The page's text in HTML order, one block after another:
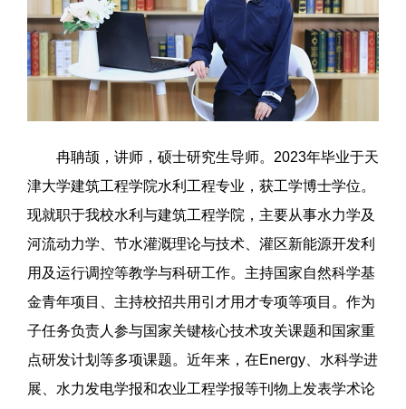
冉聃颉，讲师，硕士研究生导师。2023年毕业于天
津大学建筑工程学院水利工程专业，获工学博士学位。
现就职于我校水利与建筑工程学院，主要从事水力学及
河流动力学、节水灌溉理论与技术、灌区新能源开发利
用及运行调控等教学与科研工作。主持国家自然科学基
金青年项目、主持校招共用引才用才专项等项目。作为
子任务负责人参与国家关键核心技术攻关课题和国家重
点研发计划等多项课题。近年来，在Energy、水科学进
展、水力发电学报和农业工程学报等刊物上发表学术论